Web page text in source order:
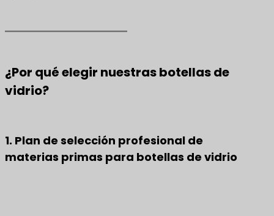
¿Por qué elegir nuestras botellas de
vidrio?
1. Plan de selección profesional de
materias primas para botellas de vidrio